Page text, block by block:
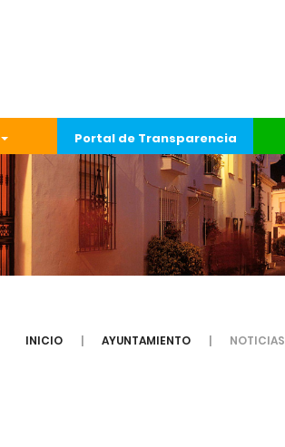
Portal de Transparencia
INICIO AYUNTAMIENTO NOTICIAS